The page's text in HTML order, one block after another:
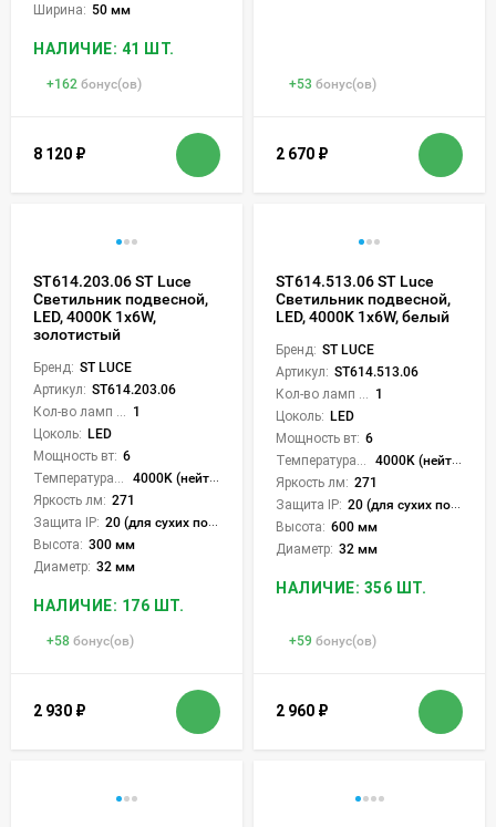
Ширина: 50 мм
НАЛИЧИЕ: 41 ШТ.
+162 бонус(ов)
8 120 ₽
+53 бонус(ов)
2 670 ₽
ST614.203.06 ST Luce
Светильник подвесной,
LED, 4000K 1х6W,
золотистый
Бренд: ST LUCE
Артикул: ST614.203.06
1
Цоколь: LED
Мощность вт: 6
4000K (нейтральный)
Яркость лм: 271
Защита IP: 20 (для сухих пом.)
Высота: 300 мм
Диаметр: 32 мм
НАЛИЧИЕ: 176 ШТ.
+58 бонус(ов)
2 930 ₽
ST614.513.06 ST Luce
Светильник подвесной,
LED, 4000K 1х6W, белый
Бренд: ST LUCE
Артикул: ST614.513.06
1
Цоколь: LED
Мощность вт: 6
4000K (нейтральный)
Яркость лм: 271
Защита IP: 20 (для сухих пом.)
Высота: 600 мм
Диаметр: 32 мм
НАЛИЧИЕ: 356 ШТ.
+59 бонус(ов)
2 960 ₽